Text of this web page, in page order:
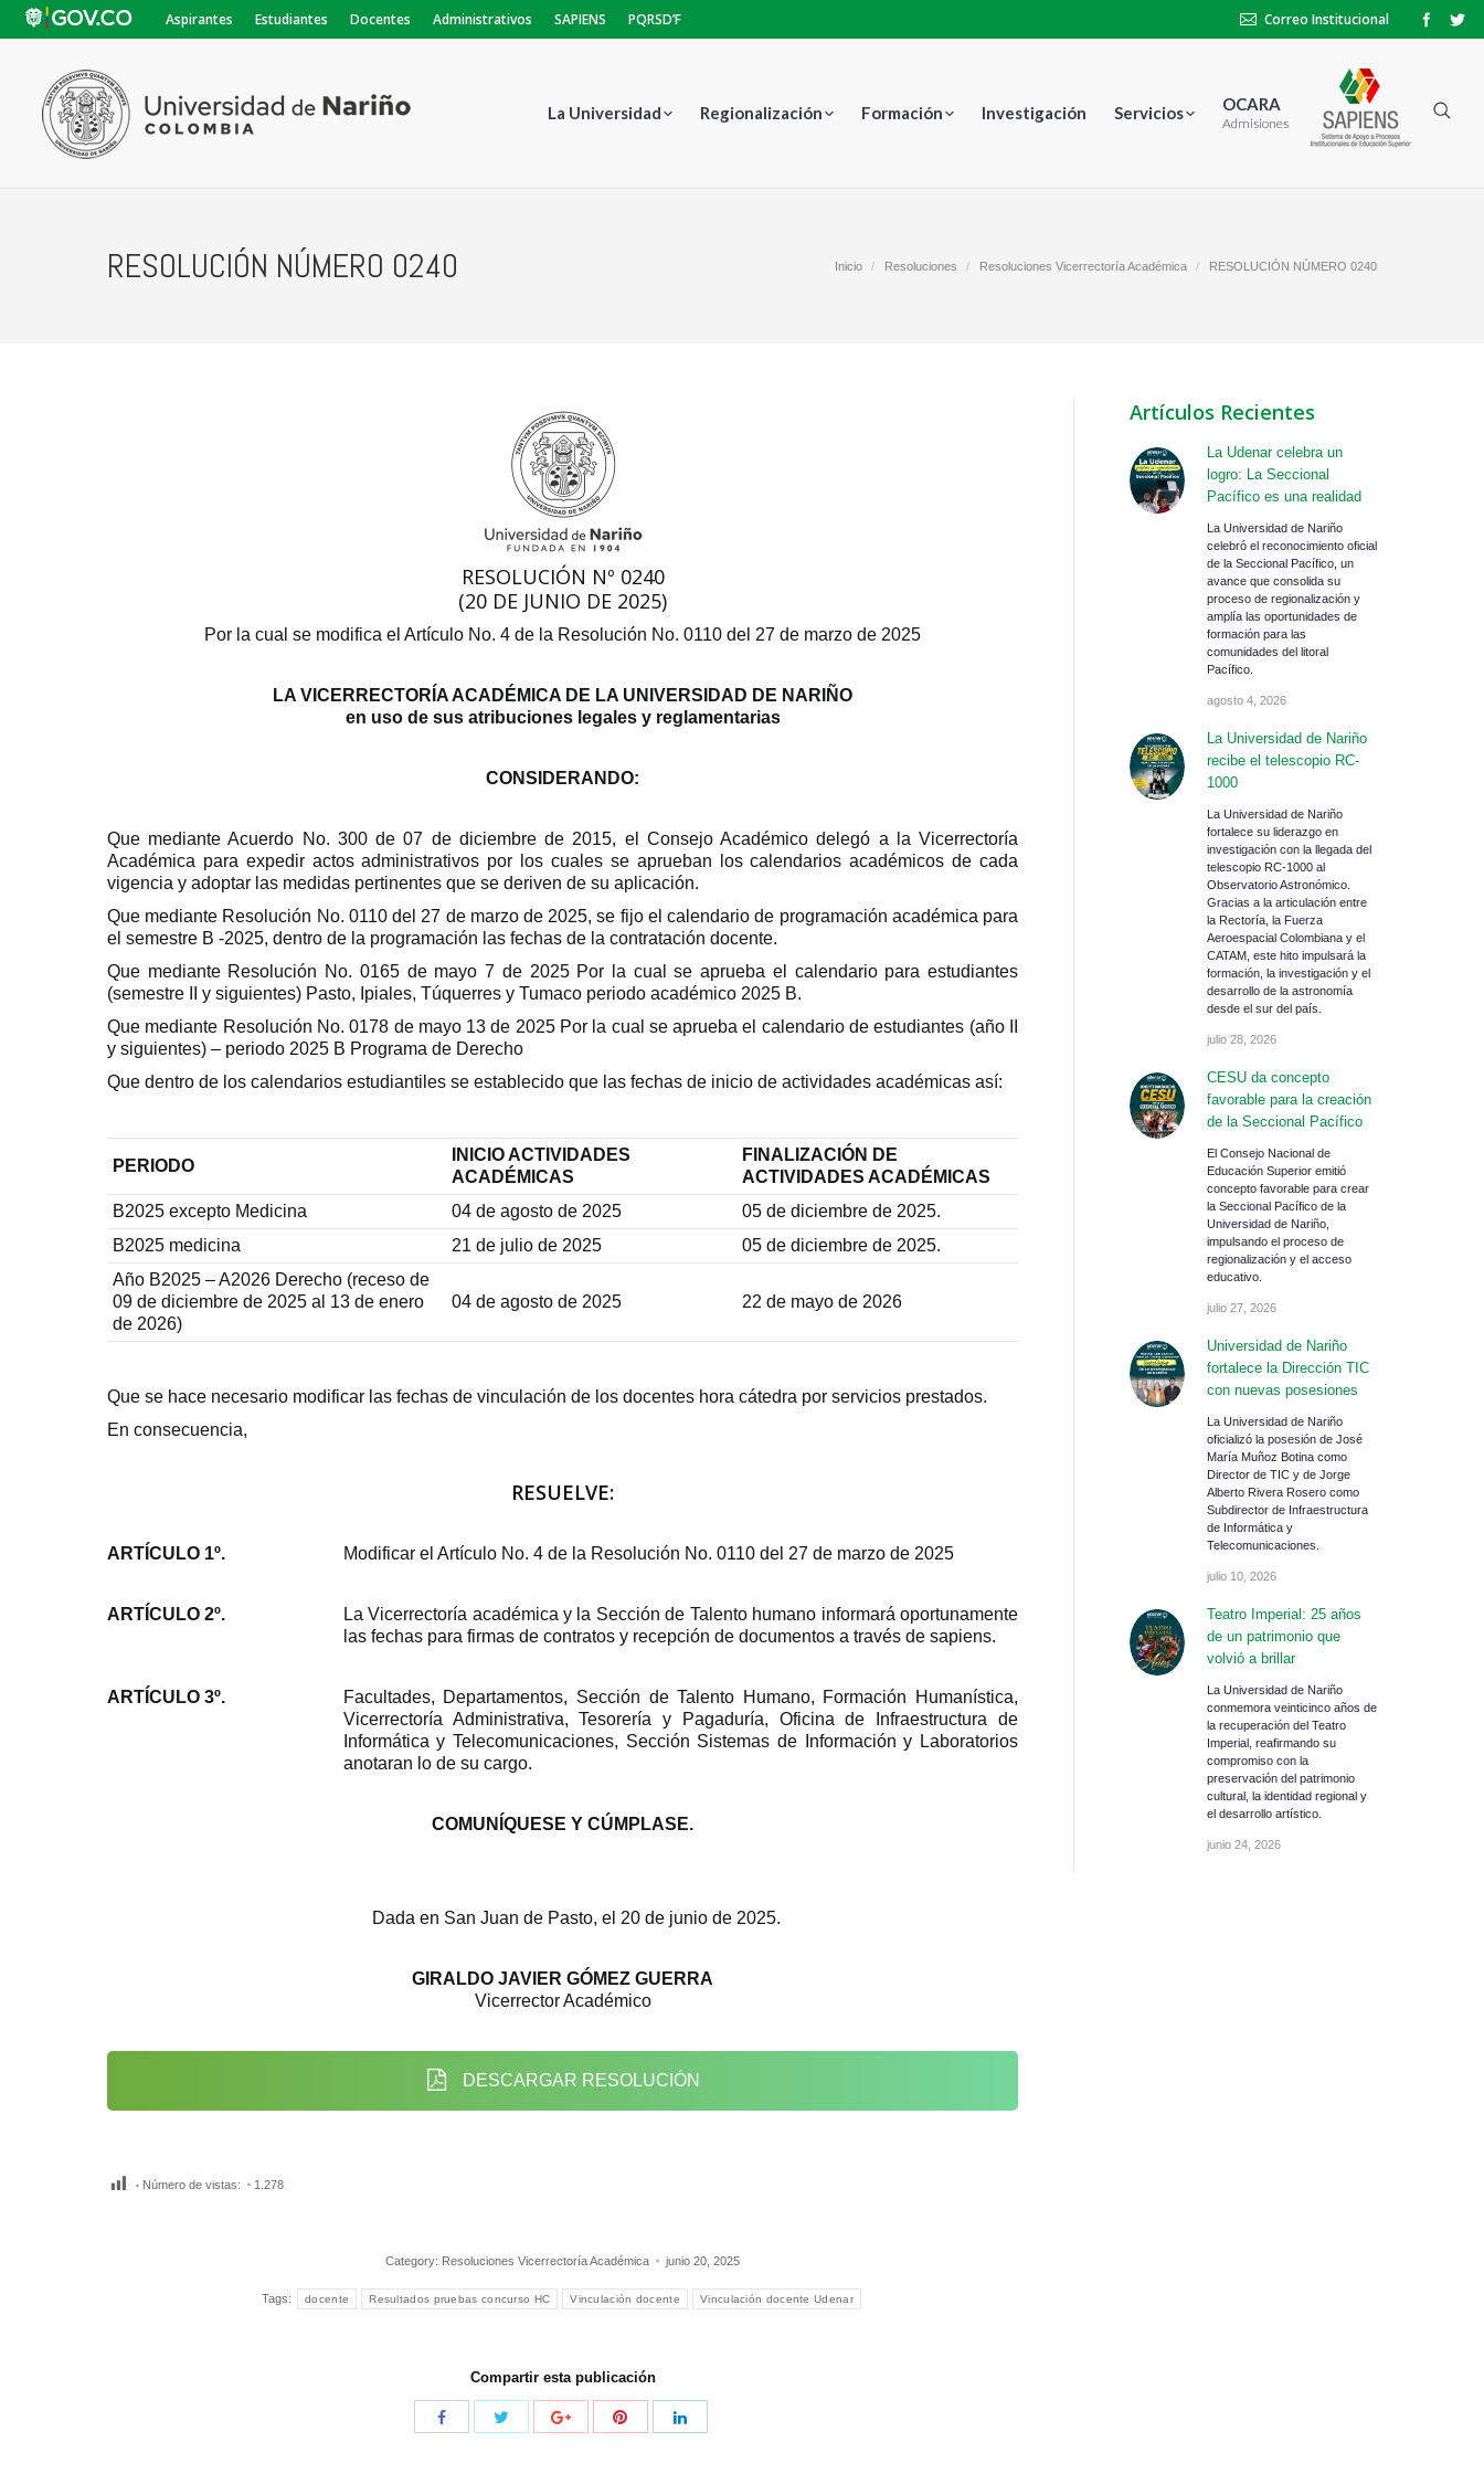
Aspirantes Estudiantes Docentes Administrativos SAPIENS PQRSD’F Correo Institucional
La Universidad Regionalización Formación Investigación Servicios OCARA
Admisiones
RESOLUCIÓN NÚMERO 0240 Inicio Resoluciones Resoluciones Vicerrectoría Académica RESOLUCIÓN NÚMERO 0240
RESOLUCIÓN Nº 0240
(20 DE JUNIO DE 2025)
Por la cual se modifica el Artículo No. 4 de la Resolución No. 0110 del 27 de marzo de 2025
LA VICERRECTORÍA ACADÉMICA DE LA UNIVERSIDAD DE NARIÑO
en uso de sus atribuciones legales y reglamentarias
CONSIDERANDO:
Que mediante Acuerdo No. 300 de 07 de diciembre de 2015, el Consejo Académico delegó a la Vicerrectoría
Académica para expedir actos administrativos por los cuales se aprueban los calendarios académicos de cada
vigencia y adoptar las medidas pertinentes que se deriven de su aplicación.
Que mediante Resolución No. 0110 del 27 de marzo de 2025, se fijo el calendario de programación académica para
el semestre B -2025, dentro de la programación las fechas de la contratación docente.
Que mediante Resolución No. 0165 de mayo 7 de 2025 Por la cual se aprueba el calendario para estudiantes
(semestre II y siguientes) Pasto, Ipiales, Túquerres y Tumaco periodo académico 2025 B.
Que mediante Resolución No. 0178 de mayo 13 de 2025 Por la cual se aprueba el calendario de estudiantes (año II
y siguientes) – periodo 2025 B Programa de Derecho
Que dentro de los calendarios estudiantiles se establecido que las fechas de inicio de actividades académicas así:
PERIODO
INICIO ACTIVIDADES
ACADÉMICAS
FINALIZACIÓN DE
ACTIVIDADES ACADÉMICAS
B2025 excepto Medicina
04 de agosto de 2025
05 de diciembre de 2025.
B2025 medicina
21 de julio de 2025
05 de diciembre de 2025.
Año B2025 – A2026 Derecho (receso de
09 de diciembre de 2025 al 13 de enero
de 2026)
04 de agosto de 2025 22 de mayo de 2026
Que se hace necesario modificar las fechas de vinculación de los docentes hora cátedra por servicios prestados.
En consecuencia,
RESUELVE:
ARTÍCULO 1º. Modificar el Artículo No. 4 de la Resolución No. 0110 del 27 de marzo de 2025
ARTÍCULO 2º.
La Vicerrectoría académica y la Sección de Talento humano informará oportunamente
las fechas para firmas de contratos y recepción de documentos a través de sapiens.
ARTÍCULO 3º.
Facultades, Departamentos, Sección de Talento Humano, Formación Humanística,
Vicerrectoría Administrativa, Tesorería y Pagaduría, Oficina de Infraestructura de
Informática y Telecomunicaciones, Sección Sistemas de Información y Laboratorios
anotaran lo de su cargo.
COMUNÍQUESE Y CÚMPLASE.
Dada en San Juan de Pasto, el 20 de junio de 2025.
GIRALDO JAVIER GÓMEZ GUERRA
Vicerrector Académico
DESCARGAR RESOLUCIÓN
Número de vistas: 1.278
Category: Resoluciones Vicerrectoría Académica junio 20, 2025
Tags: docente Resultados pruebas concurso HC Vinculación docente Vinculación docente Udenar
Compartir esta publicación
Artículos Recientes
La Udenar celebra un
logro: La Seccional
Pacífico es una realidad
La Universidad de Nariño
celebró el reconocimiento oficial
de la Seccional Pacífico, un
avance que consolida su
proceso de regionalización y
amplía las oportunidades de
formación para las
comunidades del litoral
Pacífico.
agosto 4, 2026
La Universidad de Nariño
recibe el telescopio RC-
1000
La Universidad de Nariño
fortalece su liderazgo en
investigación con la llegada del
telescopio RC-1000 al
Observatorio Astronómico.
Gracias a la articulación entre
la Rectoría, la Fuerza
Aeroespacial Colombiana y el
CATAM, este hito impulsará la
formación, la investigación y el
desarrollo de la astronomía
desde el sur del país.
julio 28, 2026
CESU da concepto
favorable para la creación
de la Seccional Pacífico
El Consejo Nacional de
Educación Superior emitió
concepto favorable para crear
la Seccional Pacífico de la
Universidad de Nariño,
impulsando el proceso de
regionalización y el acceso
educativo.
julio 27, 2026
Universidad de Nariño
fortalece la Dirección TIC
con nuevas posesiones
La Universidad de Nariño
oficializó la posesión de José
María Muñoz Botina como
Director de TIC y de Jorge
Alberto Rivera Rosero como
Subdirector de Infraestructura
de Informática y
Telecomunicaciones.
julio 10, 2026
Teatro Imperial: 25 años
de un patrimonio que
volvió a brillar
La Universidad de Nariño
conmemora veinticinco años de
la recuperación del Teatro
Imperial, reafirmando su
compromiso con la
preservación del patrimonio
cultural, la identidad regional y
el desarrollo artístico.
junio 24, 2026